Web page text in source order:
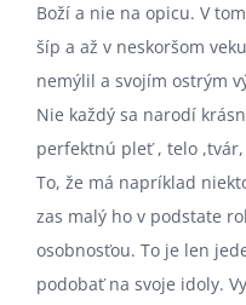
Boží a nie na opicu. V
šíp a až v neskoršom
nemýlil a svojím ostrým
Nie každý sa narodí
perfektnú pleť , telo
To, že má napríklad
zas malý ho v podstate
osobnosťou. To je len
podobať na svoje idoly.